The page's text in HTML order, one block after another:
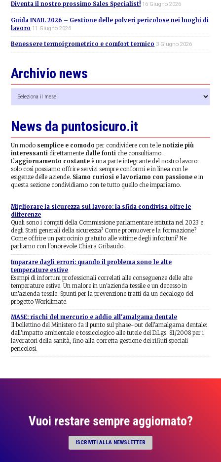
Diventa il nostro prossimo Sales Specialist! 16 Giugno 2026
Guida INAIL 2026 – Gestione delle polveri pericolose nei luoghi di
lavoro 11 Giugno 2026
Benessere termoigrometrico e comfort termico 3 Giugno 2026
Archivio news
news
News da puntosicuro.it
Un modo semplice e comodo per condividere con te lenotizie più
interessanti direttamente dalle fonti che consultiamo.
L’aggiornamento costante è una parte integrante del nostro lavoro:
solo così possiamo offrire servizi sempre conformi e in linea con le
esigenze delle aziende. Siamo curiosi e lavoriamo con passione e in
questa sezione condividiamo con te tutto quello che impariamo.
Migliorare la sicurezza sul lavoro: la sfida condivisa oltre le
differenze
Quali sono i compiti della Commissione parlamentare istituita nel 2023 e
degli Stati generali della sicurezza? Come promuovere la formazione?
Come offrire un patrocinio gratuito alle vittime degli infortuni? Ne
parliamo con l'onorevole Chiara Gribaudo.
Imparare dagli errori: quando il problema sono le alte
temperature estive
Esempi di infortuni professionali correlati alle conseguenze delle alte
temperature estive. Un malore in un'azienda tessile e un decesso in
un'azienda tessile. Spunti per la prevenzione tratti da un decalogo del
progetto Worklimate.
MASE: rischi del mercurio e addio all'amalgama dentale
Il bollettino del Ministero fa il punto sul phase-out dell'amalgama dentale:
dall'impatto ambientale e tossicologico alle tutele del D.Lgs. 81/2008 per i
lavoratori della sanità, fino alla corretta gestione dei rifiuti speciali
pericolosi.
Vuoi restare sempre aggiornato?
ISCRIVITI ALLA NEWSLETTER